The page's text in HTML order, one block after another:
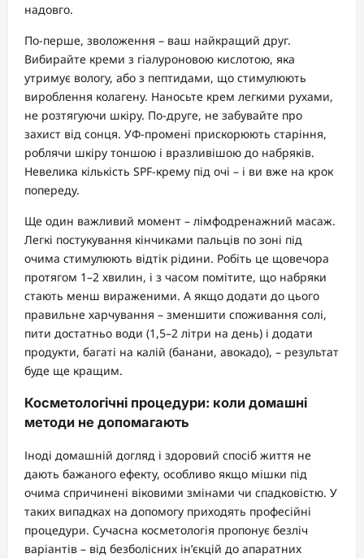
надовго.
По-перше, зволоження – ваш найкращий друг.
Вибирайте креми з гіалуроновою кислотою, яка
утримує вологу, або з пептидами, що стимулюють
вироблення колагену. Наносьте крем легкими рухами,
не розтягуючи шкіру. По-друге, не забувайте про
захист від сонця. УФ-промені прискорюють старіння,
роблячи шкіру тоншою і вразливішою до набряків.
Невелика кількість SPF-крему під очі – і ви вже на крок
попереду.
Ще один важливий момент – лімфодренажний масаж.
Легкі постукування кінчиками пальців по зоні під
очима стимулюють відтік рідини. Робіть це щовечора
протягом 1–2 хвилин, і з часом помітите, що набряки
стають менш вираженими. А якщо додати до цього
правильне харчування – зменшити споживання солі,
пити достатньо води (1,5–2 літри на день) і додати
продукти, багаті на калій (банани, авокадо), – результат
буде ще кращим.
Косметологічні процедури: коли домашні
методи не допомагають
Іноді домашній догляд і здоровий спосіб життя не
дають бажаного ефекту, особливо якщо мішки під
очима спричинені віковими змінами чи спадковістю. У
таких випадках на допомогу приходять професійні
процедури. Сучасна косметологія пропонує безліч
варіантів – від безболісних ін’єкцій до апаратних